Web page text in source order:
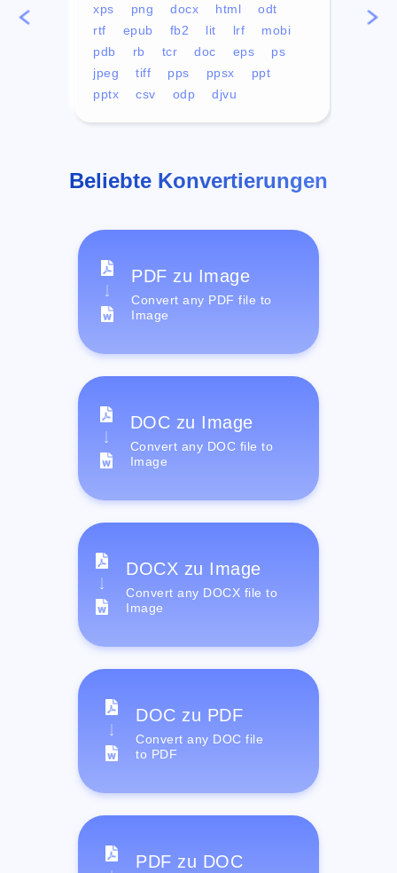
xps
png docx html
odt
rtf
epub fb2 lit lrf
mobi
pdb
rb tcr doc eps
ps
jpeg
tiff pps ppsx
ppt
pptx
csv odp djvu
mp4
Beliebte Konvertierungen
PDF zu Image
Convert any PDF file to
Image
DOC zu Image
Convert any DOC file to
Image
DOCX zu Image
Convert any DOCX file to
Image
DOC zu PDF
Convert any DOC file
to PDF
PDF zu DOC